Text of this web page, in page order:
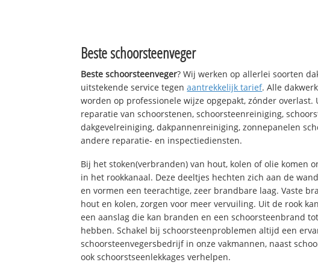
Beste schoorsteenveger
Beste schoorsteenveger? Wij werken op allerlei soorten
uitstekende service tegenaantrekkelijk tarief. Alle
worden op professionele wijze opgepakt, zónder overlast.
reparatie van schoorstenen, schoorsteenreiniging,
dakgevelreiniging, dakpannenreiniging, zonnepanelen
andere reparatie- en inspectiediensten.
Bij het stoken(verbranden) van hout, kolen of olie komen
in het rookkanaal. Deze deeltjes hechten zich aan de
en vormen een teerachtige, zeer brandbare laag. Vaste
hout en kolen, zorgen voor meer vervuiling. Uit de rook
een aanslag die kan branden en een schoorsteenbrand
hebben. Schakel bij schoorsteenproblemen altijd een
schoorsteenvegersbedrijf in onze vakmannen, naast
ook schoorstseenlekkages verhelpen.